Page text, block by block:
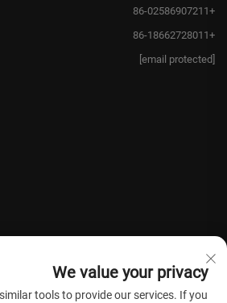
+86-02586907211
+86-18662728011
We value your privacy
tools to provide our services. If you